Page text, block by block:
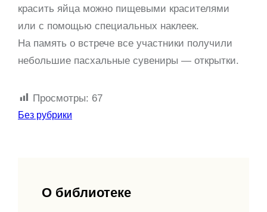
красить яйца можно пищевыми красителями
или с помощью специальных наклеек.
На память о встрече все участники получили
небольшие пасхальные сувениры — открытки.
Просмотры: 67
Без рубрики
О библиотеке